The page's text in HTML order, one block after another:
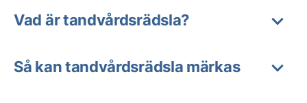
Vad är tandvårdsrädsla?
Så kan tandvårdsrädsla märkas